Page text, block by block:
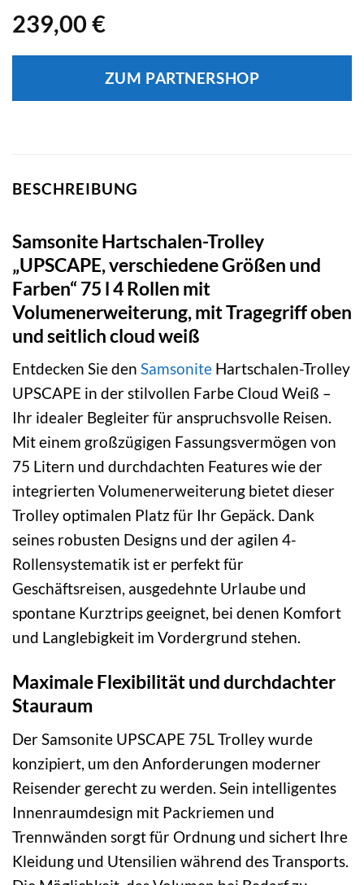
239,00 €
ZUM PARTNERSHOP
BESCHREIBUNG
Samsonite Hartschalen-Trolley
„UPSCAPE, verschiedene Größen und
Farben“ 75 l 4 Rollen mit
Volumenerweiterung, mit Tragegriff oben
und seitlich cloud weiß
Entdecken Sie den Samsonite Hartschalen-Trolley
UPSCAPE in der stilvollen Farbe Cloud Weiß –
Ihr idealer Begleiter für anspruchsvolle Reisen.
Mit einem großzügigen Fassungsvermögen von
75 Litern und durchdachten Features wie der
integrierten Volumenerweiterung bietet dieser
Trolley optimalen Platz für Ihr Gepäck. Dank
seines robusten Designs und der agilen 4-
Rollensystematik ist er perfekt für
Geschäftsreisen, ausgedehnte Urlaube und
spontane Kurztrips geeignet, bei denen Komfort
und Langlebigkeit im Vordergrund stehen.
Maximale Flexibilität und durchdachter
Stauraum
Der Samsonite UPSCAPE 75L Trolley wurde
konzipiert, um den Anforderungen moderner
Reisender gerecht zu werden. Sein intelligentes
Innenraumdesign mit Packriemen und
Trennwänden sorgt für Ordnung und sichert Ihre
Kleidung und Utensilien während des Transports.